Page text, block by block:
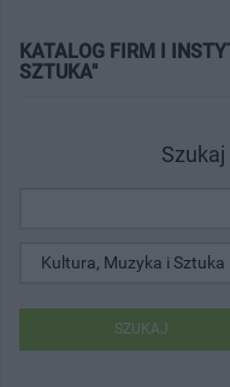
KATALOG FIRM I
SZTUKA"
SZUKAJ